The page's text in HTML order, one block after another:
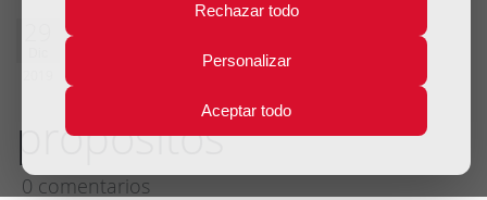
Rechazar todo
Personalizar
Aceptar todo
Un año más:
balance y
propósitos
0 comentarios